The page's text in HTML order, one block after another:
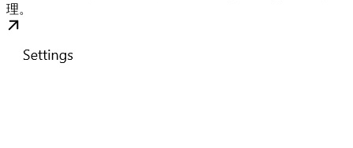
理。